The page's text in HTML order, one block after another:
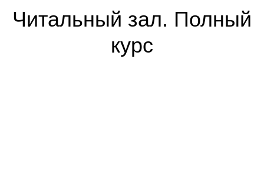
Читальный зал. Полный
курс